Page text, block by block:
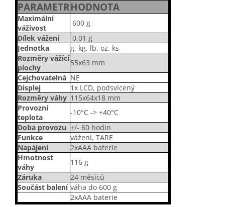
PARAMETRHODNOTA
Maximální
váživost
600 g
Dílek vážení
0,01 g
Jednotka
g, kg, lb, oz, ks
Rozměry vážící
plochy
55x63 mm
Cejchovatelná NE
Displej
1x LCD, podsvícený
Rozměry váhy 115x64x18 mm
Provozní
teplota
-10°C -> +40°C
Doba provozu +/- 60 hodin
Funkce
vážení, TARE
Napájení
2xAAA baterie
Hmotnost
váhy
116 g
Záruka
24 měsíců
Součást balení váha do 600 g
2xAAA baterie